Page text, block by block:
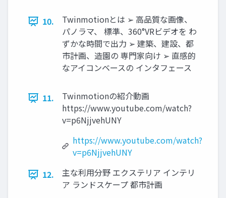
10.
Twinmotionとは ➢ 高品質な画像、
パノラマ、 標準、360°VRビデオを わ
ずかな時間で出力 ➢ 建築、建設、都
市計画、造園の 専門家向け ➢ 直感的
なアイコンベースの インタフェース
11.
Twinmotionの紹介動画
https://www.youtube.com/watch?
v=p6NjjvehUNY
https://www.youtube.com/watch?
v=p6NjjvehUNY
12.
主な利用分野 エクステリア インテリ
ア ランドスケープ 都市計画